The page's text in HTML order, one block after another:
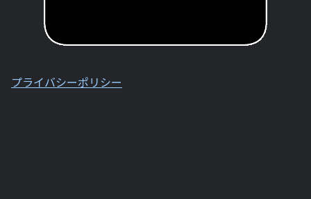
プライバシーポリシー